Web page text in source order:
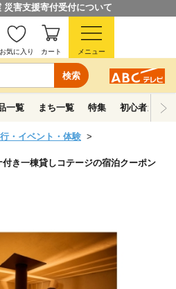
災害支援寄付受付について
検索
お気に入り カート メニュー
一覧 まち一覧 特集 初心者ガイド
・イベント・体験
き一棟貸しコテージの宿泊クーポン